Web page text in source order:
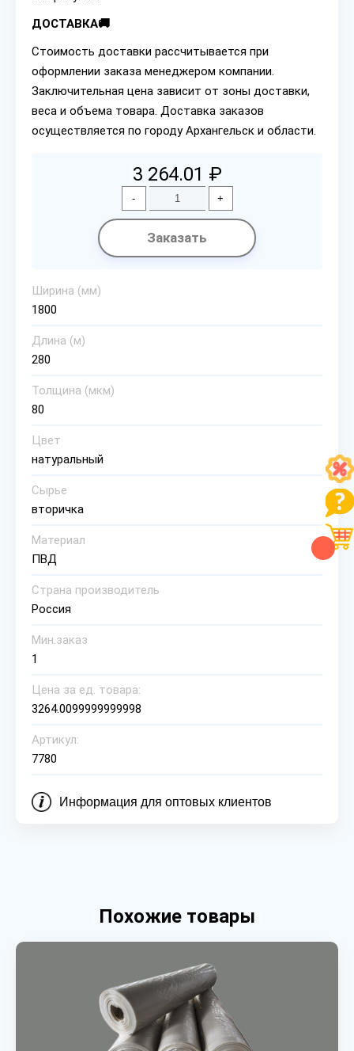
ДОСТАВКА🚚
Стоимость доставки рассчитывается при
оформлении заказа менеджером компании.
Заключительная цена зависит от зоны доставки,
веса и объема товара. Доставка заказов
осуществляется по городу Архангельск и области.
3 264.01 ₽
- +
Заказать
Ширина (мм)
1800
Длина (м)
280
Толщина (мкм)
80
Цвет
натуральный
Сырье
вторичка
Материал
ПВД
Страна производитель
Россия
Мин.заказ
1
Цена за ед. товара:
3264.0099999999998
Артикул:
7780
Информация для оптовых клиентов
Похожие товары